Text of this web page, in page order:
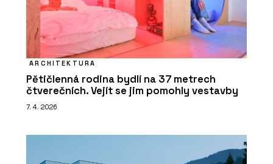
ARCHITEKTURA
Pětičlenná rodina bydlí na 37 metrech
čtverečních. Vejít se jim pomohly vestavby
7. 4. 2026